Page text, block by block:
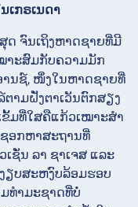
ເກຣເນດາ
ດ ຈົນເຖິງຫາດຊາຍທີ່ມີ
າະສົມກັບຄວາມມັກ
ນຊ໌, ໜຶ່ງໃນຫາດຊາຍທີ່
ຕາມຝັ່ງຕາເວັນຕົກສຽງ
ຂັ້ມທີ່ໃສຄືແກ້ວເໝາະສໍາ
ອກຫາສະຖານທີ່
ຊັ່ນ ລາ ຊາເຈສ ແລະ
ຽບສະຫງົບລ້ອມຮອບ
ທໍາມະຊາດທີ່ບໍ່